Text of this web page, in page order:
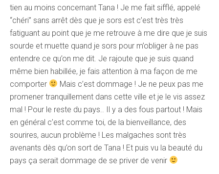
tien au moins concernant Tana ! Je me fait sifflé, appelé
“chéri” sans arrêt dès que je sors est c’est très très
fatiguant au point que je me retrouve à me dire que je suis
sourde et muette quand je sors pour m’obliger à ne pas
entendre ce qu’on me dit. Je rajoute que je suis quand
même bien habillée, je fais attention à ma façon de me
comporter
Mais c’est dommage ! Je ne peux pas me
promener tranquillement dans cette ville et je le vis assez
mal ! Pour le reste du pays.. Il y a des fous partout ! Mais
en général c’est comme toi, de la bienveillance, des
sourires, aucun problème ! Les malgaches sont très
avenants dès qu’on sort de Tana ! Et puis vu la beauté du
pays ça serait dommage de se priver de venir